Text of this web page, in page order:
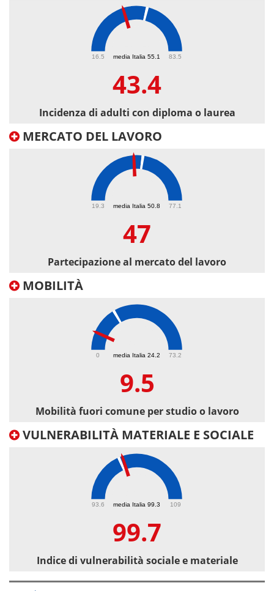
media Italia 55.1
16.5 83.5
43.4
Incidenza di adulti con diploma o laurea
MERCATO DEL LAVORO
media Italia 50.8
19.3 77.1
47
Partecipazione al mercato del lavoro
MOBILITÀ
media Italia 24.2
0 73.2
9.5
Mobilità fuori comune per studio o lavoro
VULNERABILITÀ MATERIALE E SOCIALE
media Italia 99.3
93.6 109
99.7
Indice di vulnerabilità sociale e materiale